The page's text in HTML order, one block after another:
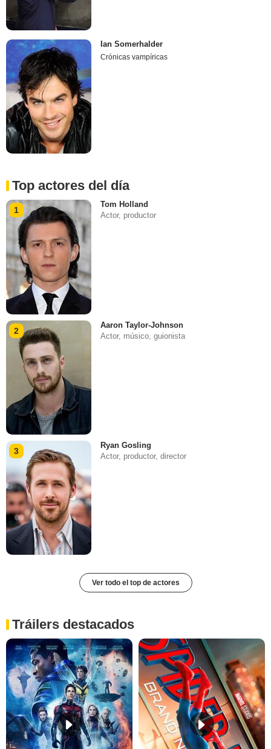
Ian Somerhalder
Crónicas vampíricas
Top actores del día
1
Tom Holland
Actor, productor
2
Aaron Taylor-Johnson
Actor, músico, guionista
3
Ryan Gosling
Actor, productor, director
Ver todo el top de actores
Tráilers destacados